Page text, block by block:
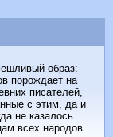
образ:
порождает на
писателей,
с этим, да и
не казалось
всех народов